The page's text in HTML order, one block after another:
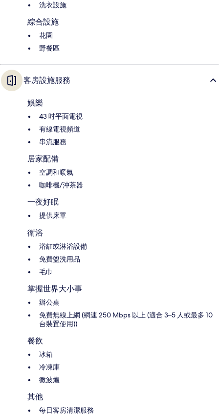
洗衣設施
綜合設施
花園
野餐區
客房設施服務
娛樂
43 吋平面電視
有線電視頻道
串流服務
居家配備
空調和暖氣
咖啡機/沖茶器
一夜好眠
提供床單
衛浴
浴缸或淋浴設備
免費盥洗用品
毛巾
掌握世界大小事
辦公桌
免費無線上網 (網速 250 Mbps 以上 (適合 3–5 人或最多 10
台裝置使用))
餐飲
冰箱
冷凍庫
微波爐
其他
每日客房清潔服務